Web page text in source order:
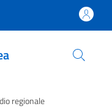
regionale